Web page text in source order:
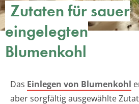
Zutaten für sauer
eingelegten
Blumenkohl
Das Einlegen von Blumenkohl
aber sorgfältig ausgewählte